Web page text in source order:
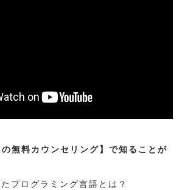
の無料カウンセリング】で知ることが
プログラミング言語とは？